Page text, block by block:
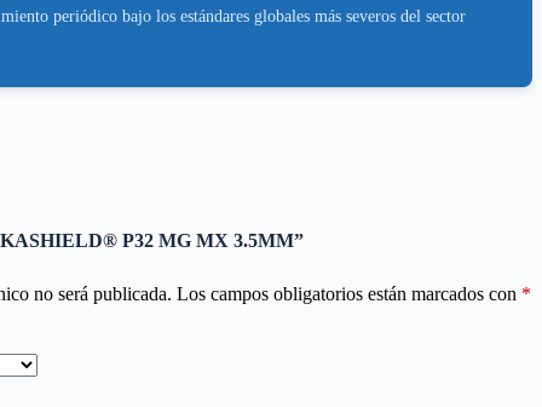
periódico bajo los estándares globales más severos del sector
P32 MG MX 3.5MM”
no será publicada. Los campos obligatorios están marcados con *